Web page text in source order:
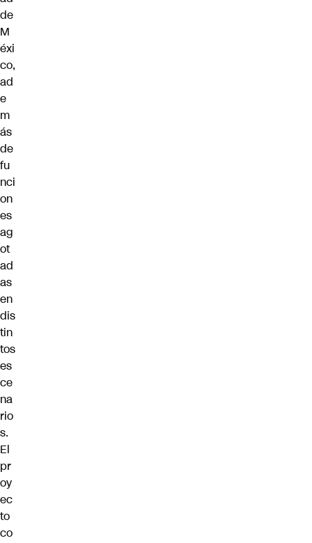
de
M
éxi
co,
ad
e
m
ás
de
fu
nci
on
es
ag
ot
ad
as
en
dis
tin
tos
es
ce
na
rio
s.
El
pr
oy
ec
to
co